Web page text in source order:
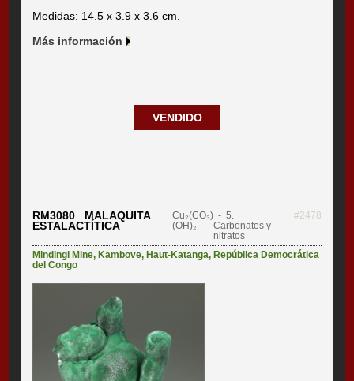
Medidas: 14.5 x 3.9 x 3.6 cm.
Más información
VENDIDO
RM3080 MALAQUITA
ESTALACTÍTICA
Cu₂(CO₃)
(OH)₂
- 5.
Carbonatos y
nitratos
#2478
Mindingi Mine, Kambove, Haut-Katanga, República Democrática
del Congo